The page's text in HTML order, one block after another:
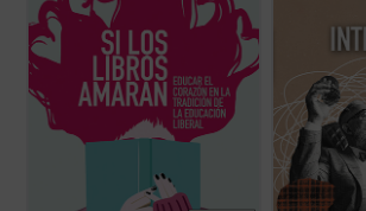
separadamente o en conjunto por
cualquiera ...
(ver ficha)
consecuencias